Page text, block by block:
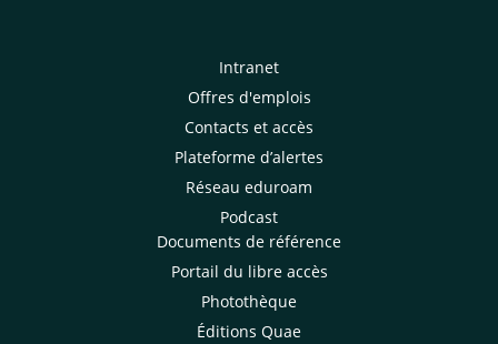
Intranet
Offres d'emplois
Contacts et accès
Plateforme d’alertes
Réseau eduroam
Podcast
Documents de référence
Portail du libre accès
Photothèque
Éditions Quae